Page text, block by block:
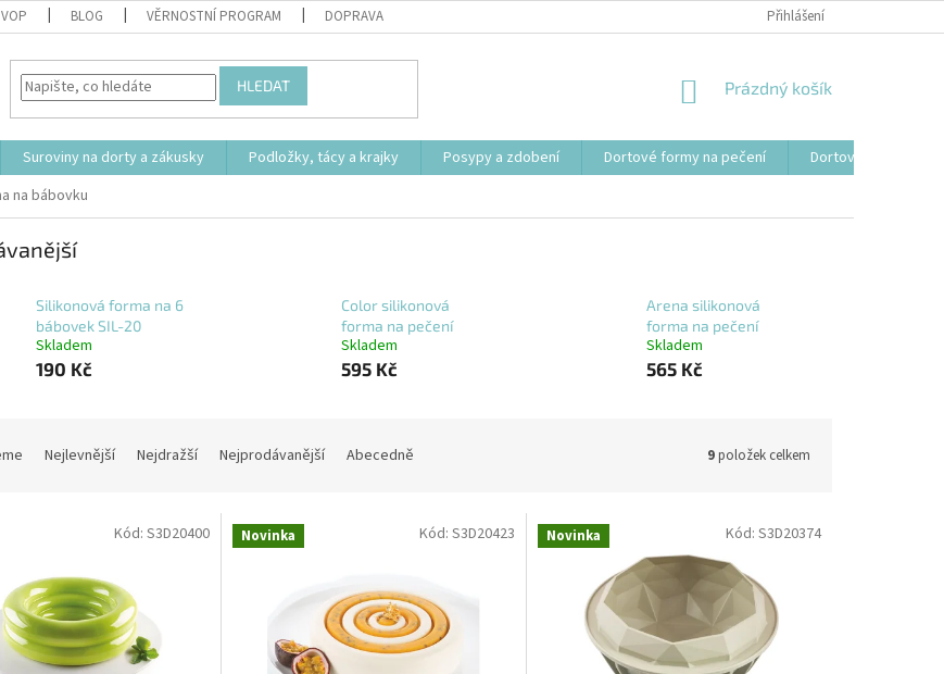
VOP BLOG VĚRNOSTNÍ PROGRAM DOPRAVA Přihlášení
HLEDAT
NÁKUPNÍ
Prázdný košík
Suroviny na dorty a zákusky Podložky, tácy a krajky Posypy a zdobení Dortové formy na pečení
Dortové svíčky,
na bábovku
Silikonová forma na 6
bábovek SIL-20
Skladem
190 Kč
Color silikonová
forma na pečení
Skladem
595 Kč
Arena silikonová
forma na pečení
Skladem
565 Kč
Nejlevnější Nejdražší Nejprodávanější Abecedně 9položek celkem
Kód: S3D20400 Novinka Kód: S3D20423 Novinka Kód: S3D20374